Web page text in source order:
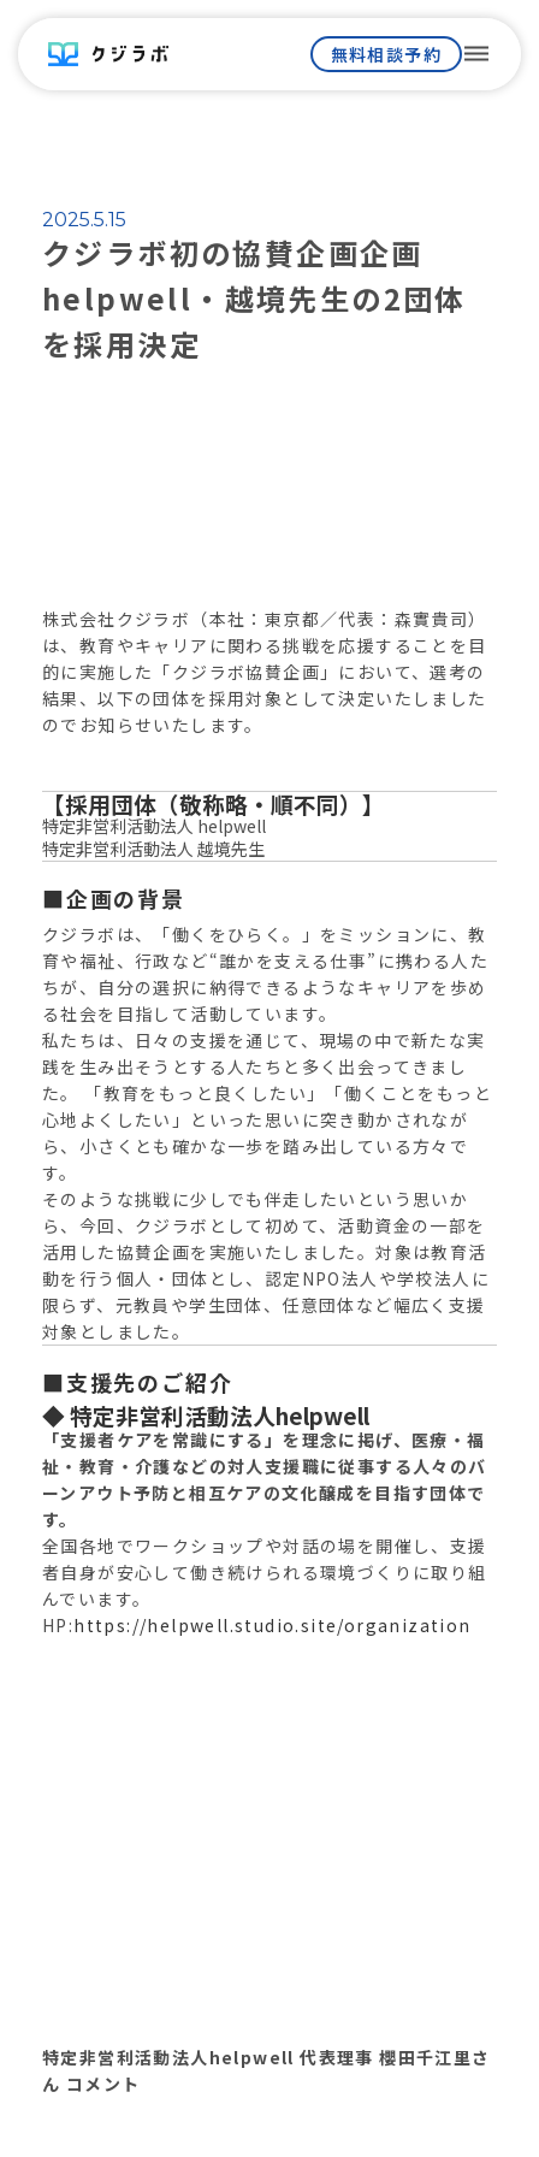
2025.5.15
クジラボ初の協賛企画企画
helpwell・越境先生の2団体
を採用決定
株式会社クジラボ（本社：東京都／代表：森實貴司）
は、教育やキャリアに関わる挑戦を応援することを目
的に実施した「クジラボ協賛企画」において、選考の
結果、以下の団体を採用対象として決定いたしました
のでお知らせいたします。
【採用団体（敬称略・順不同）】
特定非営利活動法人 helpwell
特定非営利活動法人 越境先生
■企画の背景
クジラボは、「働くをひらく。」をミッションに、教
育や福祉、行政など“誰かを支える仕事”に携わる人た
ちが、自分の選択に納得できるようなキャリアを歩め
る社会を目指して活動しています。
私たちは、日々の支援を通じて、現場の中で新たな実
践を生み出そうとする人たちと多く出会ってきまし
た。 「教育をもっと良くしたい」「働くことをもっと
心地よくしたい」といった思いに突き動かされなが
ら、小さくとも確かな一歩を踏み出している方々で
す。
そのような挑戦に少しでも伴走したいという思いか
ら、今回、クジラボとして初めて、活動資金の一部を
活用した協賛企画を実施いたしました。対象は教育活
動を行う個人・団体とし、認定NPO法人や学校法人に
限らず、元教員や学生団体、任意団体など幅広く支援
対象としました。
■支援先のご紹介
◆ 特定非営利活動法人helpwell
「支援者ケアを常識にする」を理念に掲げ、医療・福
祉・教育・介護などの対人支援職に従事する人々のバ
ーンアウト予防と相互ケアの文化醸成を目指す団体で
す。
全国各地でワークショップや対話の場を開催し、支援
者自身が安心して働き続けられる環境づくりに取り組
んでいます。
HP:https://helpwell.studio.site/organization
特定非営利活動法人helpwell 代表理事 櫻田千江里さ
ん コメント
無料相談予約 dehaze